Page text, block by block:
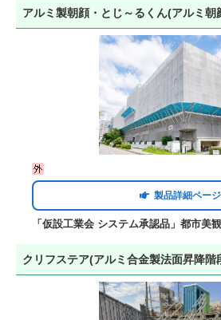
アルミ製朝顔・とじ～るくん(アルミ朝
製品詳細ページ
「仮設工業会 システム承認品」都市美
クリフステア(アルミ合金製法面昇降階